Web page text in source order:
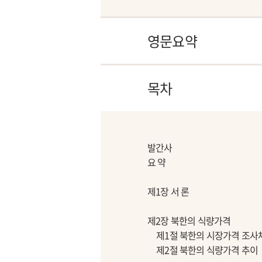
영문요약
목차
발간사
요 약
제1장 서 론
제2장 북한의 식량가격
제1절 북한의 시장가격 조사
제2절 북한의 식량가격 추이